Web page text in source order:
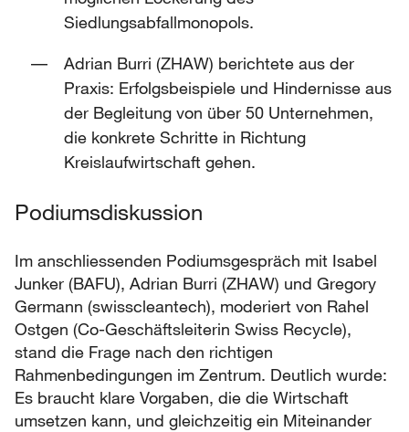
Siedlungsabfallmonopols.
Adrian Burri (ZHAW) berichtete aus der
Praxis: Erfolgsbeispiele und Hindernisse aus
der Begleitung von über 50 Unternehmen,
die konkrete Schritte in Richtung
Kreislaufwirtschaft gehen.
Podiumsdiskussion
Im anschliessenden Podiumsgespräch mit Isabel
Junker (BAFU), Adrian Burri (ZHAW) und Gregory
Germann (swisscleantech), moderiert von Rahel
Ostgen (Co-Geschäftsleiterin Swiss Recycle),
stand die Frage nach den richtigen
Rahmenbedingungen im Zentrum. Deutlich wurde:
Es braucht klare Vorgaben, die die Wirtschaft
umsetzen kann, und gleichzeitig ein Miteinander